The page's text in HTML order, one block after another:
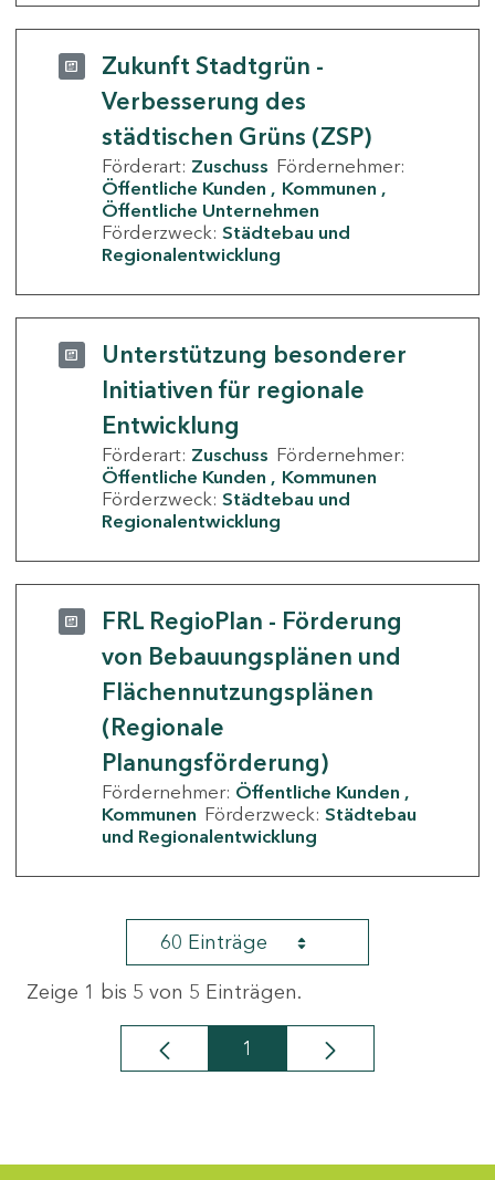
Zukunft Stadtgrün -
Verbesserung des
städtischen Grüns (ZSP)
Förderart: Zuschuss Fördernehmer:
Öffentliche Kunden
Kommunen
Öffentliche Unternehmen
Förderzweck: Städtebau und
Regionalentwicklung
Unterstützung besonderer
Initiativen für regionale
Entwicklung
Förderart: Zuschuss Fördernehmer:
Öffentliche Kunden
Kommunen
Förderzweck: Städtebau und
Regionalentwicklung
FRL RegioPlan - Förderung
von Bebauungsplänen und
Flächennutzungsplänen
(Regionale
Planungsförderung)
Fördernehmer: Öffentliche Kunden
Kommunen Förderzweck: Städtebau
und Regionalentwicklung
60 Einträge
Zeige 1 bis 5 von 5 Einträgen.
Seite
1